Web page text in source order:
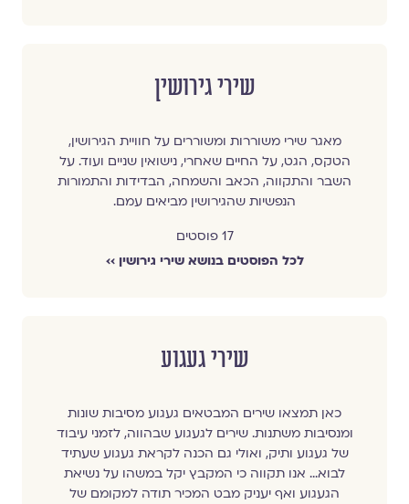
שירי גירושין
מאגר שירי משוררות ומשוררים על חוויית הגירושין,
הטקס, הגט, על החיים שאחרי, נישואין שניים ועוד. על
השבר והתקווה, הכאב והשמחה, הבדידות והתמורות
הנפשיות שהגירושין מביאים עמם.
17 פוסטים
לכל הפוסטים בנושא שירי גירושין ››
שירי געגוע
כאן תמצאו שירים המבטאים געגוע מסיבות שונות
ומנסיבות משתנות. שירים לגעגוע שבהווה, לזמני עיבוד
של געגוע ותיק, ואולי גם הכנה לקראת געגוע שעתיד
לבוא… אנו תקווה כי המקבץ יקל במשהו על נשיאת
הגעגוע ואף יעניק מבט המכיר תודה למקומם של